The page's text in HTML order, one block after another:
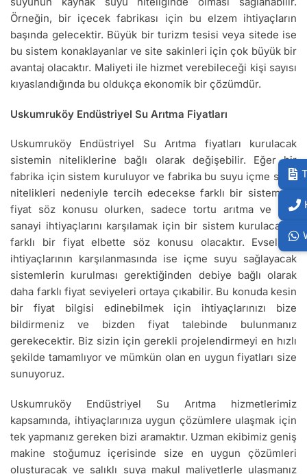
Örneğin, bir içecek fabrikası için bu elzem ihtiyaçların
başında gelecektir. Büyük bir turizm tesisi veya sitede ise
bu sistem konaklayanlar ve site sakinleri için çok büyük bir
avantaj olacaktır. Maliyeti ile hizmet verebileceği kişi sayısı
kıyaslandığında bu oldukça ekonomik bir çözümdür.
Uskumruköy Endüstriyel Su Arıtma Fiyatları
Uskumruköy Endüstriyel Su Arıtma fiyatları kurulacak
sistemin niteliklerine bağlı olarak değişebilir. Eğer bir
fabrika için sistem kuruluyor ve fabrika bu suyu içme suyu
nitelikleri nedeniyle tercih edecekse farklı bir sistem ve
fiyat söz konusu olurken, sadece tortu arıtma ve ağır
sanayi ihtiyaçlarını karşılamak için bir sistem kurulacaksa
farklı bir fiyat elbette söz konusu olacaktır. Evsel su
ihtiyaçlarının karşılanmasında ise içme suyu sağlayacak
sistemlerin kurulması gerektiğinden debiye bağlı olarak
daha farklı fiyat seviyeleri ortaya çıkabilir. Bu konuda kesin
bir fiyat bilgisi edinebilmek için ihtiyaçlarınızı bize
bildirmeniz ve bizden fiyat talebinde bulunmanız
gerekecektir. Biz sizin için gerekli projelendirmeyi en hızlı
şekilde tamamlıyor ve mümkün olan en uygun fiyatları size
sunuyoruz.
Uskumruköy Endüstriyel Su Arıtma hizmetlerimiz
kapsamında, ihtiyaçlarınıza uygun çözümlere ulaşmak için
tek yapmanız gereken bizi aramaktır. Uzman ekibimiz geniş
makine stoğumuz içerisinde size en uygun çözümleri
oluşturacak ve salıklı suya makul maliyetlerle ulaşmanız